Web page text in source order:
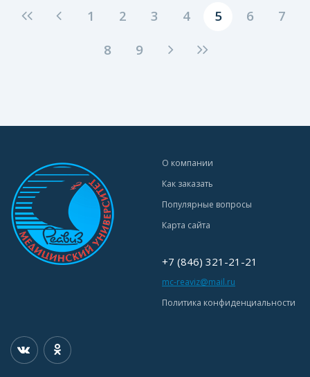
1 2 3 4 5 6
7
8
9
О компании
Как заказать
Популярные вопросы
Карта сайта
+7 (846) 321-21-21
mc-reaviz@mail.ru
Политика конфиденциальности